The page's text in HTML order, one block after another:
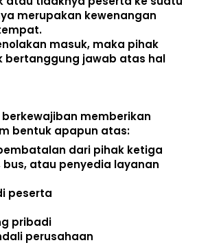
merupakan kewenangan
masuk, maka pihak
bertanggung jawab atas hal
memberikan
bentuk apapun atas:
dari pihak ketiga
atau penyedia layanan
peserta
pribadi
perusahaan